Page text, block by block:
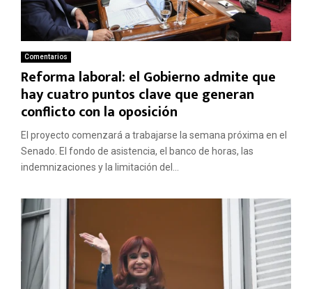
Comentarios
Reforma laboral: el Gobierno admite que
hay cuatro puntos clave que generan
conflicto con la oposición
El proyecto comenzará a trabajarse la semana próxima en el
Senado. El fondo de asistencia, el banco de horas, las
indemnizaciones y la limitación del...